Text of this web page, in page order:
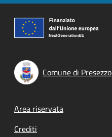
Comune di Presezzo
Footer menu
Area riservata
Crediti